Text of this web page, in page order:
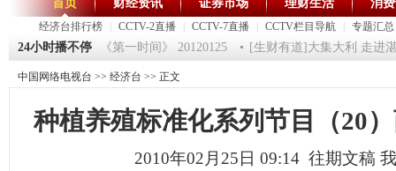
首页
经济台排行榜 CCTV-2直播 CCTV-7直播 CCTV栏目导航 专题汇总
财经资讯 证券市场 理财生活 消
24小时播不停
魔术师 5 《第一时间》 20120125 [生财有道]大集大利 走进湛江
中国网络电视台 >> 经济台 >> 正文
种植养殖标准化系列节目（20
2010年02月25日 09:14 往期文稿